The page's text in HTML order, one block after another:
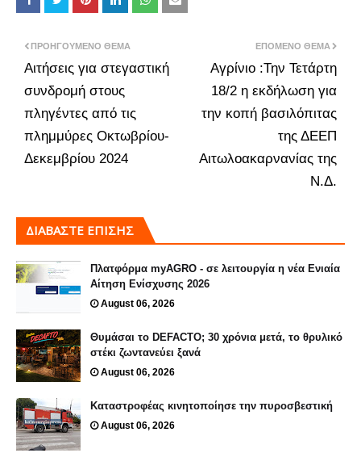
ΕΠΌΜΕΝΟ ΘΈΜΑ
Αγρίνιο :Την Τετάρτη
18/2 η εκδήλωση για
την κοπή βασιλόπιτας
της ΔΕΕΠ
Αιτωλοακαρνανίας της
Ν.Δ.
ΠΡΟΗΓΟΎΜΕΝΟ ΘΈΜΑ
Αιτήσεις για στεγαστική
συνδρομή στους
πληγέντες από τις
πλημμύρες Οκτωβρίου-
Δεκεμβρίου 2024
ΔΙΑΒΑΣΤΕ ΕΠΙΣΗΣ
Πλατφόρμα myAGRO - σε λειτουργία η νέα Ενιαία
Αίτηση Ενίσχυσης 2026
August 06, 2026
Θυμάσαι το DEFACTO; 30 χρόνια μετά, το θρυλικό
στέκι ζωντανεύει ξανά
August 06, 2026
Καταστροφέας κινητοποίησε την πυροσβεστική
August 06, 2026